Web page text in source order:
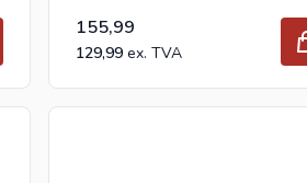
155,99
129,99